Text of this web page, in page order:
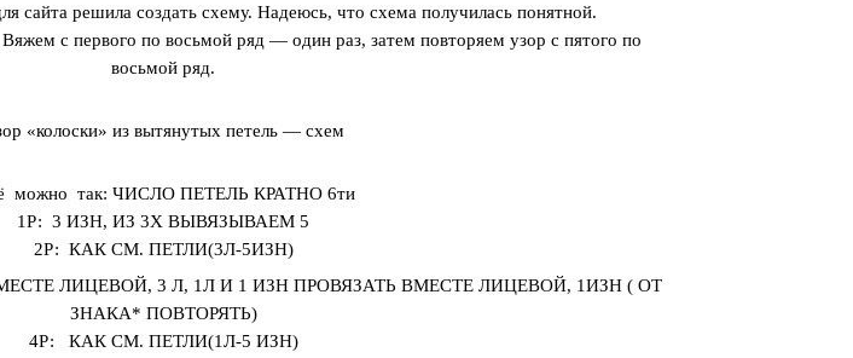
сайта решила создать схему. Надеюсь, что схема получилась понятной.
с первого по восьмой ряд — один раз, затем повторяем узор с пятого по
восьмой ряд.
«колоски» из вытянутых петель — схем
можно так: ЧИСЛО ПЕТЕЛЬ КРАТНО 6ти
1Р: 3 ИЗН, ИЗ 3Х ВЫВЯЗЫВАЕМ 5
2Р: КАК СМ. ПЕТЛИ(3Л-5ИЗН)
ЛИЦЕВОЙ, 3 Л, 1Л И 1 ИЗН ПРОВЯЗАТЬ ВМЕСТЕ ЛИЦЕВОЙ, 1ИЗН ( ОТ
ЗНАКА* ПОВТОРЯТЬ)
4Р: КАК СМ. ПЕТЛИ(1Л-5 ИЗН)